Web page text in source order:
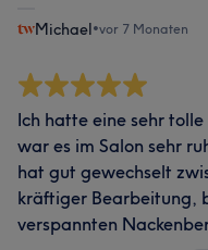
Michael•vor 7 Monaten
Ich hatte eine sehr
war es im Salon sehr
hat gut gewechselt
kräftiger Bearbeitung,
verspannten